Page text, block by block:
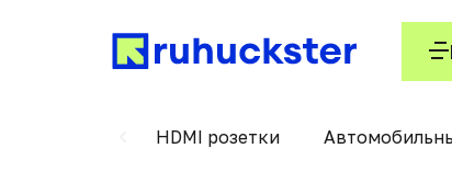
HDMI розетки